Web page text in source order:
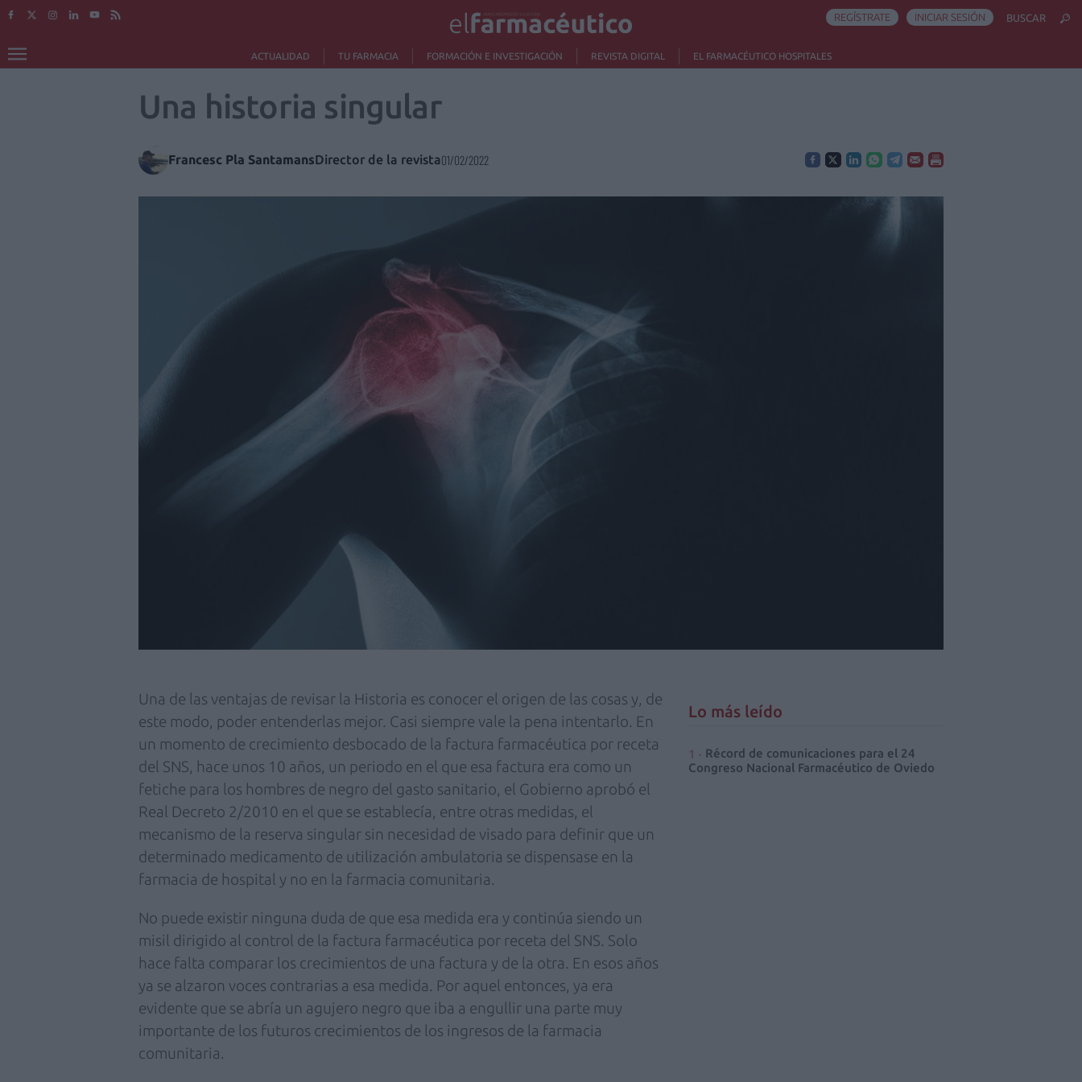
ACTUALIDAD TU FARMACIA FORMACIÓN E INVESTIGACIÓN REVISTA DIGITAL EL FARMACÉUTICO HOSPITALES
REGÍSTRATE INICIAR SESIÓN BUSCAR
Una historia singular
Francesc Pla SantamansDirector de la revista01/02/2022
Una de las ventajas de revisar la Historia es conocer el origen de las cosas y, de
este modo, poder entenderlas mejor. Casi siempre vale la pena intentarlo. En
un momento de crecimiento desbocado de la factura farmacéutica por receta
del SNS, hace unos 10 años, un periodo en el que esa factura era como un
fetiche para los hombres de negro del gasto sanitario, el Gobierno aprobó el
Real Decreto 2/2010 en el que se establecía, entre otras medidas, el
mecanismo de la reserva singular sin necesidad de visado para definir que un
determinado medicamento de utilización ambulatoria se dispensase en la
farmacia de hospital y no en la farmacia comunitaria.
No puede existir ninguna duda de que esa medida era y continúa siendo un
misil dirigido al control de la factura farmacéutica por receta del SNS. Solo
hace falta comparar los crecimientos de una factura y de la otra. En esos años
ya se alzaron voces contrarias a esa medida. Por aquel entonces, ya era
evidente que se abría un agujero negro que iba a engullir una parte muy
importante de los futuros crecimientos de los ingresos de la farmacia
comunitaria.
Lo más leído
Récord de comunicaciones para el 24
Congreso Nacional Farmacéutico de Oviedo